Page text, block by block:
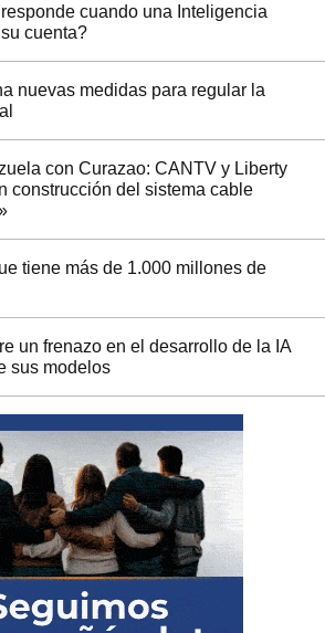
cuando una Inteligencia
cuenta?
nuevas medidas para regular la
con Curazao: CANTV y Liberty
construcción del sistema cable
tiene más de 1.000 millones de
un frenazo en el desarrollo de la IA
sus modelos